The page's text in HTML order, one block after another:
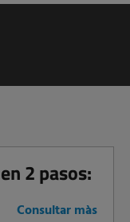
2 pasos:
Consultar màs